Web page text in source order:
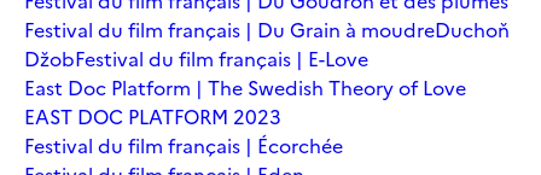
Festival du film français | Du Grain à moudreDuchoň
DžobFestival du film français | E-Love
East Doc Platform | The Swedish Theory of Love
EAST DOC PLATFORM 2023
Festival du film français | Écorchée